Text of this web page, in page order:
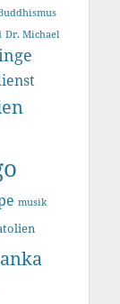
Dr. Michael
musik